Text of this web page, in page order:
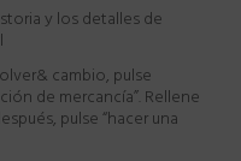
y los detalles de
cambio, pulse
de mercancía”. Rellene
pulse “hacer una